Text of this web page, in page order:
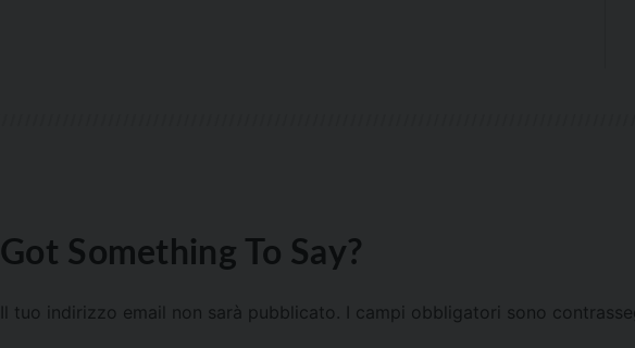
Got Something To Say?
Il tuo indirizzo email non sarà pubblicato. I campi obbligatori sono